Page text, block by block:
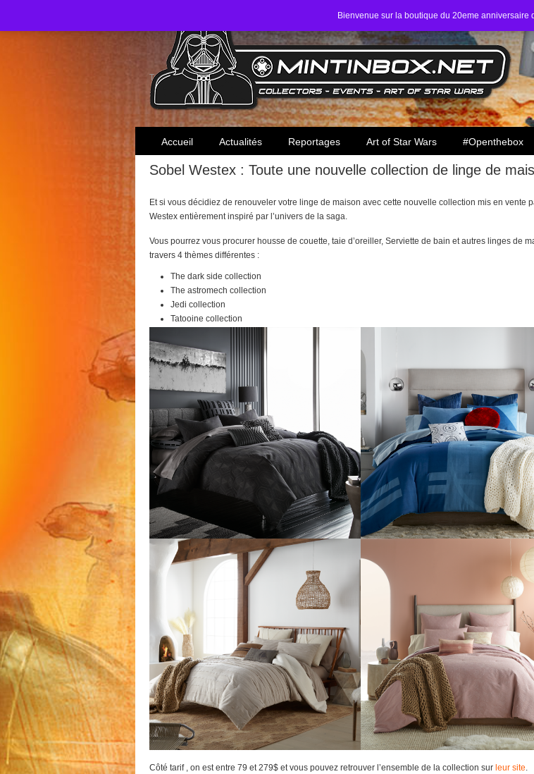
Bienvenue sur la boutique du 20eme anniversaire
Toute l'actualité des collectionneurs Star Wars
Accueil Actualités Reportages Art of Star Wars #Openthebox
Sobel Westex : Toute une nouvelle collection de linge de
Et si vous décidiez de renouveler votre linge de maison avec cette nouvelle collection mis en vente
Westex entièrement inspiré par l’univers de la saga.
Vous pourrez vous procurer housse de couette, taie d’oreiller, Serviette de bain et autres linges de
travers 4 thèmes différentes :
The dark side collection
The astromech collection
Jedi collection
Tatooine collection
Côté tarif , on est entre 79 et 279$ et vous pouvez retrouver l’ensemble de la collection sur leur site.